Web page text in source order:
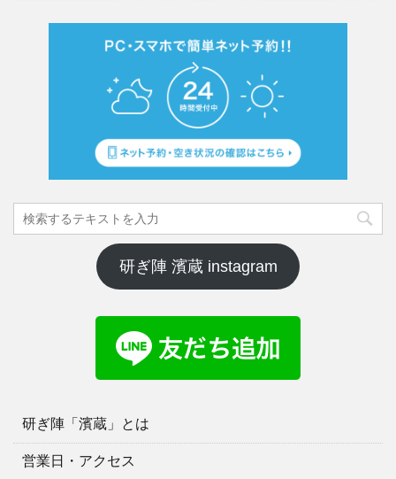
研ぎ陣 濱蔵 instagram
研ぎ陣「濱蔵」とは
営業日・アクセス